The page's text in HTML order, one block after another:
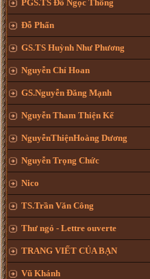
PGS.TS Đỗ Ngọc Thống
Đỗ Phấn
GS.TS Huỳnh Như Phương
Nguyễn Chí Hoan
GS.Nguyễn Đăng Mạnh
Nguyễn Tham Thiện Kế
NguyễnThiệnHoàng Dương
Nguyễn Trọng Chức
Nico
TS.Trần Văn Công
Thư ngỏ - Lettre ouverte
TRANG VIẾT CỦA BẠN
Vũ Khánh